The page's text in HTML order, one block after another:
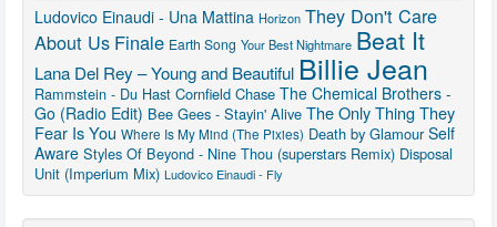
Ludovico Einaudi - Una Mattina Horizon They Don't Care
About Us Finale Earth Song Your Best Nightmare Beat It
Lana Del Rey – Young and Beautiful Billie Jean
Rammstein - Du Hast Cornfield Chase The Chemical Brothers -
Go (Radio Edit) Bee Gees - Stayin' Alive The Only Thing They
Fear Is You Where Is My Mind (The Pixies) Death by Glamour Self
Aware Styles Of Beyond - Nine Thou (superstars Remix) Disposal
Unit (Imperium Mix) Ludovico Einaudi - Fly